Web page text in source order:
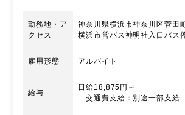
勤務地・ア
クセス
神奈川県横浜市神奈川区菅田
横浜市営バス神明社入口バス
雇用形態 アルバイト
給与
日給18,875円～
交通費支給：別途一部支給